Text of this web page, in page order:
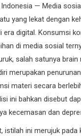
Indonesia — Media
yang lekat dengan
era digital. Konsumsi
di media sosial
salah satunya brain
merupakan
materi secara
ini bahkan disebut
kecemasan dan
istilah ini merujuk